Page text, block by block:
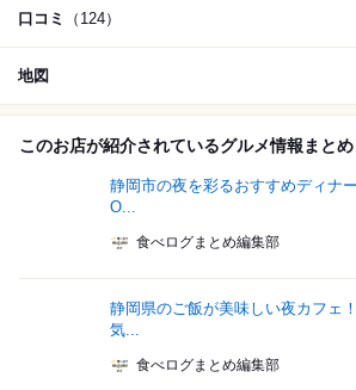
口コミ （124）
地図
このお店が紹介されているグルメ情報まとめ
静岡市の夜を彩るおすすめディナ
O...
食べログまとめ編集部
静岡県のご飯が美味しい夜カフェ
気...
食べログまとめ編集部